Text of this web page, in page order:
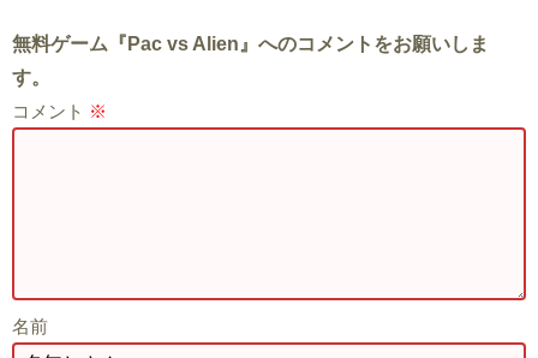
無料ゲーム『Pac vs Alien』へのコメントをお願いしま
す。
コメント ※
名前